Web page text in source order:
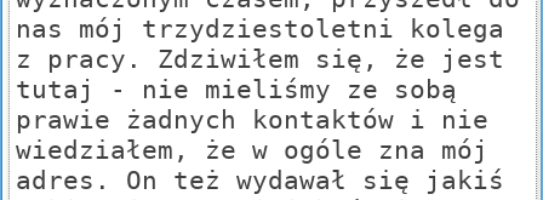
nas mój trzydziestoletni kolega
z pracy. Zdziwiłem się, że jest
tutaj - nie mieliśmy ze sobą
prawie żadnych kontaktów i nie
wiedziałem, że w ogóle zna mój
adres. On też wydawał się jakiś